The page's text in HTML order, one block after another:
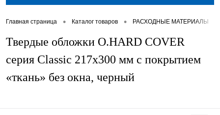
Главная страница • Каталог товаров • РАСХОДНЫЕ МАТЕРИАЛЫ
Твердые обложки O.HARD COVER
серия Classic 217x300 мм с покрытием
«ткань» без окна, черный